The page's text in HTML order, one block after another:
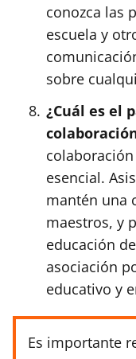
conozca las
escuela y
sobre
¿Cuál es el
esencial.
mantén una
maestros, y
educación
asociación
educativo y
Es importante